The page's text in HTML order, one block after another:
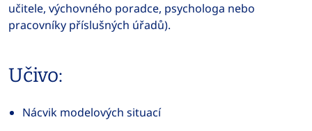
učitele, výchovného poradce, psychologa nebo
pracovníky příslušných úřadů).
Učivo:
Nácvik modelových situací